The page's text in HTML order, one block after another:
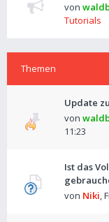
von
Tutorials
Themen
Update
von
11:23
Ist das
von Niki,